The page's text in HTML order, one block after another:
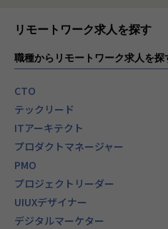
リモートワーク求人を探す
職種からリモートワーク求人を探
CTO
テックリード
ITアーキテクト
プロダクトマネージャー
PMO
プロジェクトリーダー
UIUXデザイナー
デジタルマーケター